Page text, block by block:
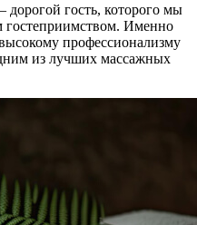
гость, которого мы
гостеприимством. Именно
профессионализму
из лучших массажных